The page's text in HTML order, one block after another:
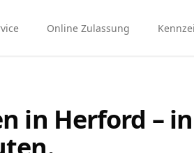
Online Zulassung
in Herford – in